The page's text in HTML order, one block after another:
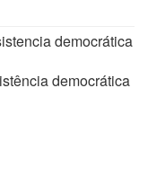
democrática
democrática